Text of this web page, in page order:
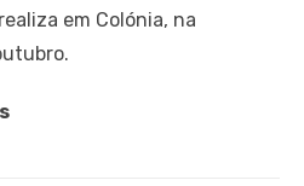
em Colónia, na